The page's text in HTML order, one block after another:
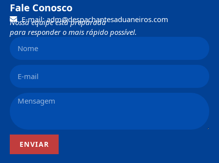
Fale Conosco
E-mail: adm@despachantesaduaneiros.com
Nossa equipe está preparada
para responder o mais rápido possível.
ENVIAR